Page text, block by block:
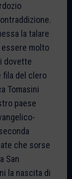
la talare
molto
dovette
fila del clero
Tomasini
paese
che sorse
San
la nascita di